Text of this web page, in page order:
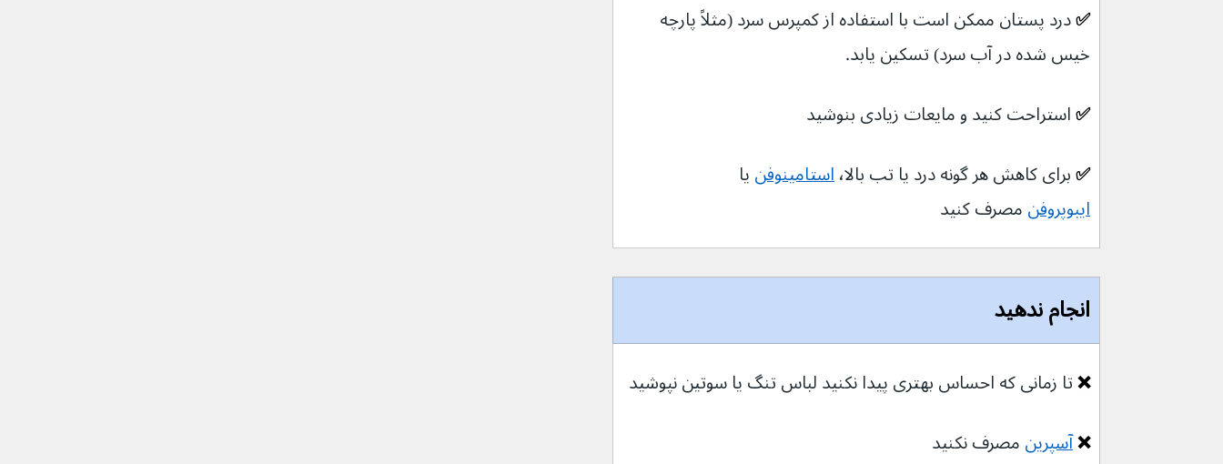
✅ درد پستان ممکن است با استفاده از کمپرس سرد (مثلاً پارچه
خیس شده در آب سرد) تسکین یابد.
✅ استراحت کنید و مایعات زیادی بنوشید
✅ برای کاهش هر گونه درد یا تب بالا٬ استامینوفن یا
ایبوپروفن مصرف کنید
انجام ندهید
❌ تا زمانی که احساس بهتری پیدا نکنید لباس تنگ یا سوتین نپوشید
❌ آسپرینمصرف نکنید